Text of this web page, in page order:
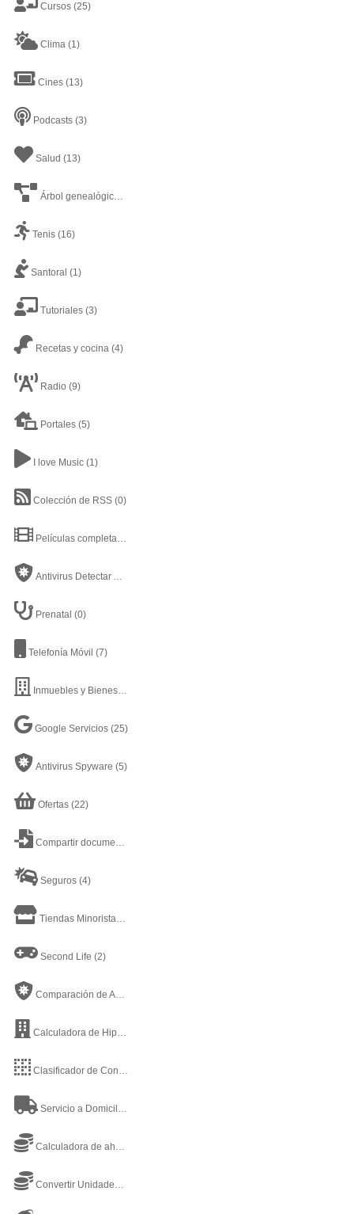
Cursos (25)
Clima (1)
Cines (13)
Podcasts (3)
Salud (13)
Árbol genealógico (1)
Tenis (16)
Santoral (1)
Tutoriales (3)
Recetas y cocina (4)
Radio (9)
Portales (5)
I love Music (1)
Colección de RSS (0)
Películas completas en Youtube
Antivirus Detectar Archivo
Prenatal (0)
Telefonía Móvil (7)
Inmuebles y Bienes Raíces
Google Servicios (25)
Antivirus Spyware (5)
Ofertas (22)
Compartir documentos online
Seguros (4)
Tiendas Minoristas (7)
Second Life (2)
Comparación de Antivirus
Calculadora de Hipotecas MSN
Clasificador de Contenido
Servicio a Domicilio (9)
Calculadora de ahorros
Convertir Unidades Online